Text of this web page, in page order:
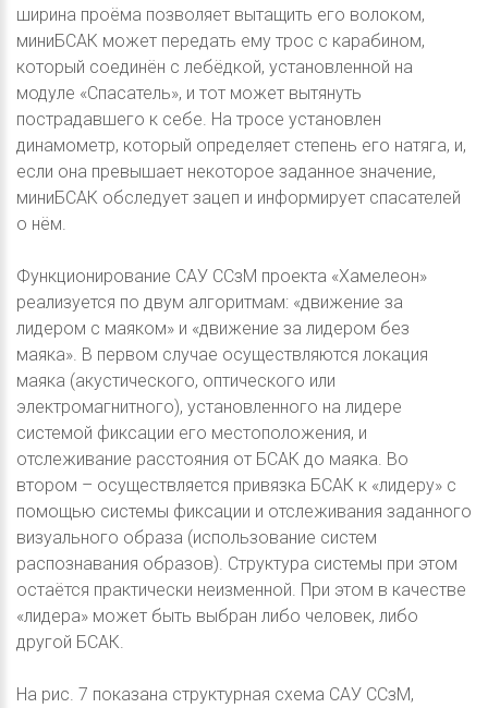
ширина проёма позволяет вытащить его волоком,
миниБСАК может передать ему трос с карабином,
который соединён с лебёдкой, установленной на
модуле «Спасатель», и тот может вытянуть
пострадавшего к себе. На тросе установлен
динамометр, который определяет степень его натяга, и,
если она превышает некоторое заданное значение,
миниБСАК обследует зацеп и информирует спасателей
о нём.
Функционирование САУ ССзМ проекта «Хамелеон»
реализуется по двум алгоритмам: «движение за
лидером с маяком» и «движение за лидером без
маяка». В первом случае осуществляются локация
маяка (акустического, оптического или
электромагнитного), установленного на лидере
системой фиксации его местоположения, и
отслеживание расстояния от БСАК до маяка. Во
втором – осуществляется привязка БСАК к «лидеру» с
помощью системы фиксации и отслеживания заданного
визуального образа (использование систем
распознавания образов). Структура системы при этом
остаётся практически неизменной. При этом в качестве
«лидера» может быть выбран либо человек, либо
другой БСАК.
На рис. 7 показана структурная схема САУ ССзМ,